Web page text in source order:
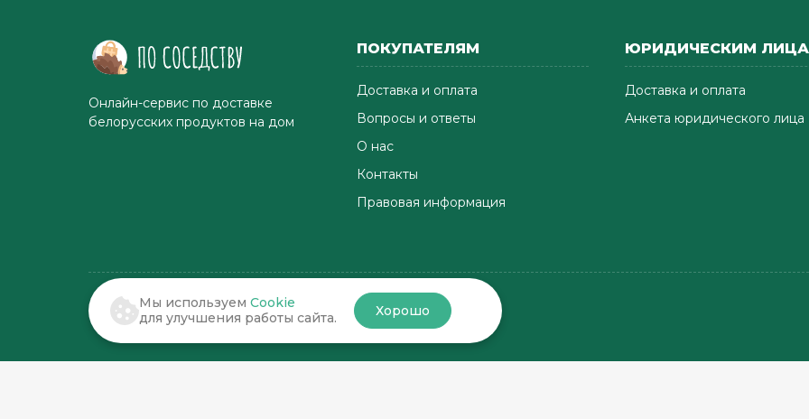
Онлайн-сервис по доставке
белорусских продуктов на дом
ПОКУПАТЕЛЯМ
Доставка и оплата
Вопросы и ответы
О нас
Контакты
Правовая информация
ЮРИДИЧЕСКИМ
Доставка и оплата
Анкета юридического лица
© 2022-2026 . По соседству
Мы используем Cookie
для улучшения работы сайта.
Хорошо